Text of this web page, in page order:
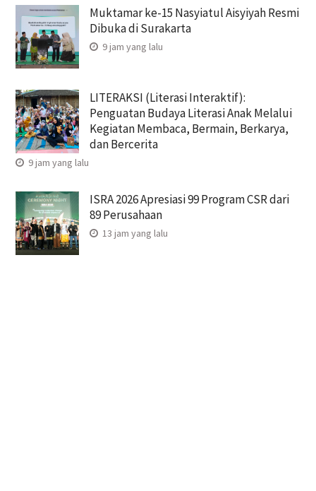
Muktamar ke-15 Nasyiatul Aisyiyah Resmi
Dibuka di Surakarta
9 jam yang lalu
LITERAKSI (Literasi Interaktif):
Penguatan Budaya Literasi Anak Melalui
Kegiatan Membaca, Bermain, Berkarya,
dan Bercerita
9 jam yang lalu
ISRA 2026 Apresiasi 99 Program CSR dari
89 Perusahaan
13 jam yang lalu